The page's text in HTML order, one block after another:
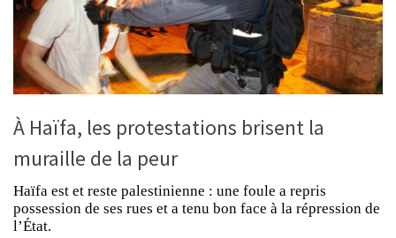
À Haïfa, les protestations brisent la
muraille de la peur
Haïfa est et reste palestinienne : une foule a repris
possession de ses rues et a tenu bon face à la répression de
l’État.